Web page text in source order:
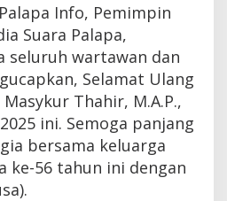
Info, Pemimpin
Suara Palapa,
seluruh wartawan dan
Selamat Ulang
Thahir, M.A.P.,
ini. Semoga panjang
bersama keluarga
ke-56 tahun ini dengan